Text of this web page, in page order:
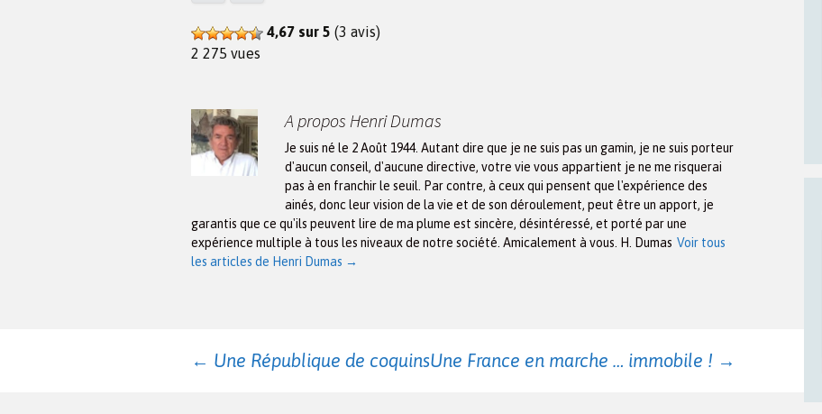
4,67 sur 5 (3 avis)
2 275 vues
A propos Henri Dumas
Je suis né le 2 Août 1944. Autant dire que je ne suis pas un gamin, je ne suis porteur
d'aucun conseil, d'aucune directive, votre vie vous appartient je ne me risquerai
pas à en franchir le seuil. Par contre, à ceux qui pensent que l'expérience des
ainés, donc leur vision de la vie et de son déroulement, peut être un apport, je
garantis que ce qu'ils peuvent lire de ma plume est sincère, désintéressé, et porté par une
expérience multiple à tous les niveaux de notre société. Amicalement à vous. H. Dumas Voir tous
les articles de Henri Dumas →
Navigation
← Une République de coquinsUne France en marche … immobile ! →